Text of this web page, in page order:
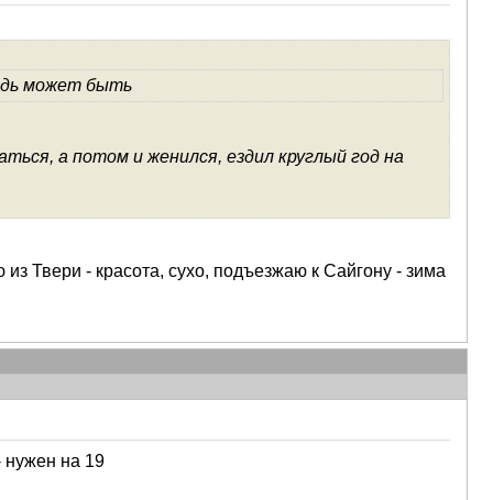
может быть
а потом и женился, ездил круглый год на
Твери - красота, сухо, подъезжаю к Сайгону - зима
нужен на 19